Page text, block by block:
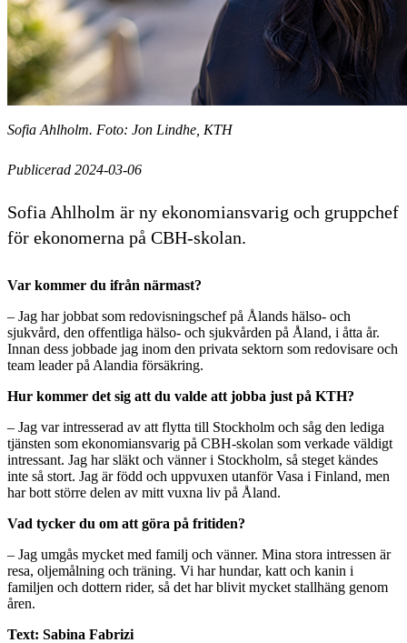
Sofia Ahlholm. Foto: Jon Lindhe, KTH
Publicerad 2024-03-06
Sofia Ahlholm är ny ekonomiansvarig och gruppchef
för ekonomerna på CBH-skolan.
Var kommer du ifrån närmast?
– Jag har jobbat som redovisningschef på Ålands hälso- och
sjukvård, den offentliga hälso- och sjukvården på Åland, i åtta år.
Innan dess jobbade jag inom den privata sektorn som redovisare och
team leader på Alandia försäkring.
Hur kommer det sig att du valde att jobba just på KTH?
– Jag var intresserad av att flytta till Stockholm och såg den lediga
tjänsten som ekonomiansvarig på CBH-skolan som verkade väldigt
intressant. Jag har släkt och vänner i Stockholm, så steget kändes
inte så stort. Jag är född och uppvuxen utanför Vasa i Finland, men
har bott större delen av mitt vuxna liv på Åland.
Vad tycker du om att göra på fritiden?
– Jag umgås mycket med familj och vänner. Mina stora intressen är
resa, oljemålning och träning. Vi har hundar, katt och kanin i
familjen och dottern rider, så det har blivit mycket stallhäng genom
åren.
Text: Sabina Fabrizi